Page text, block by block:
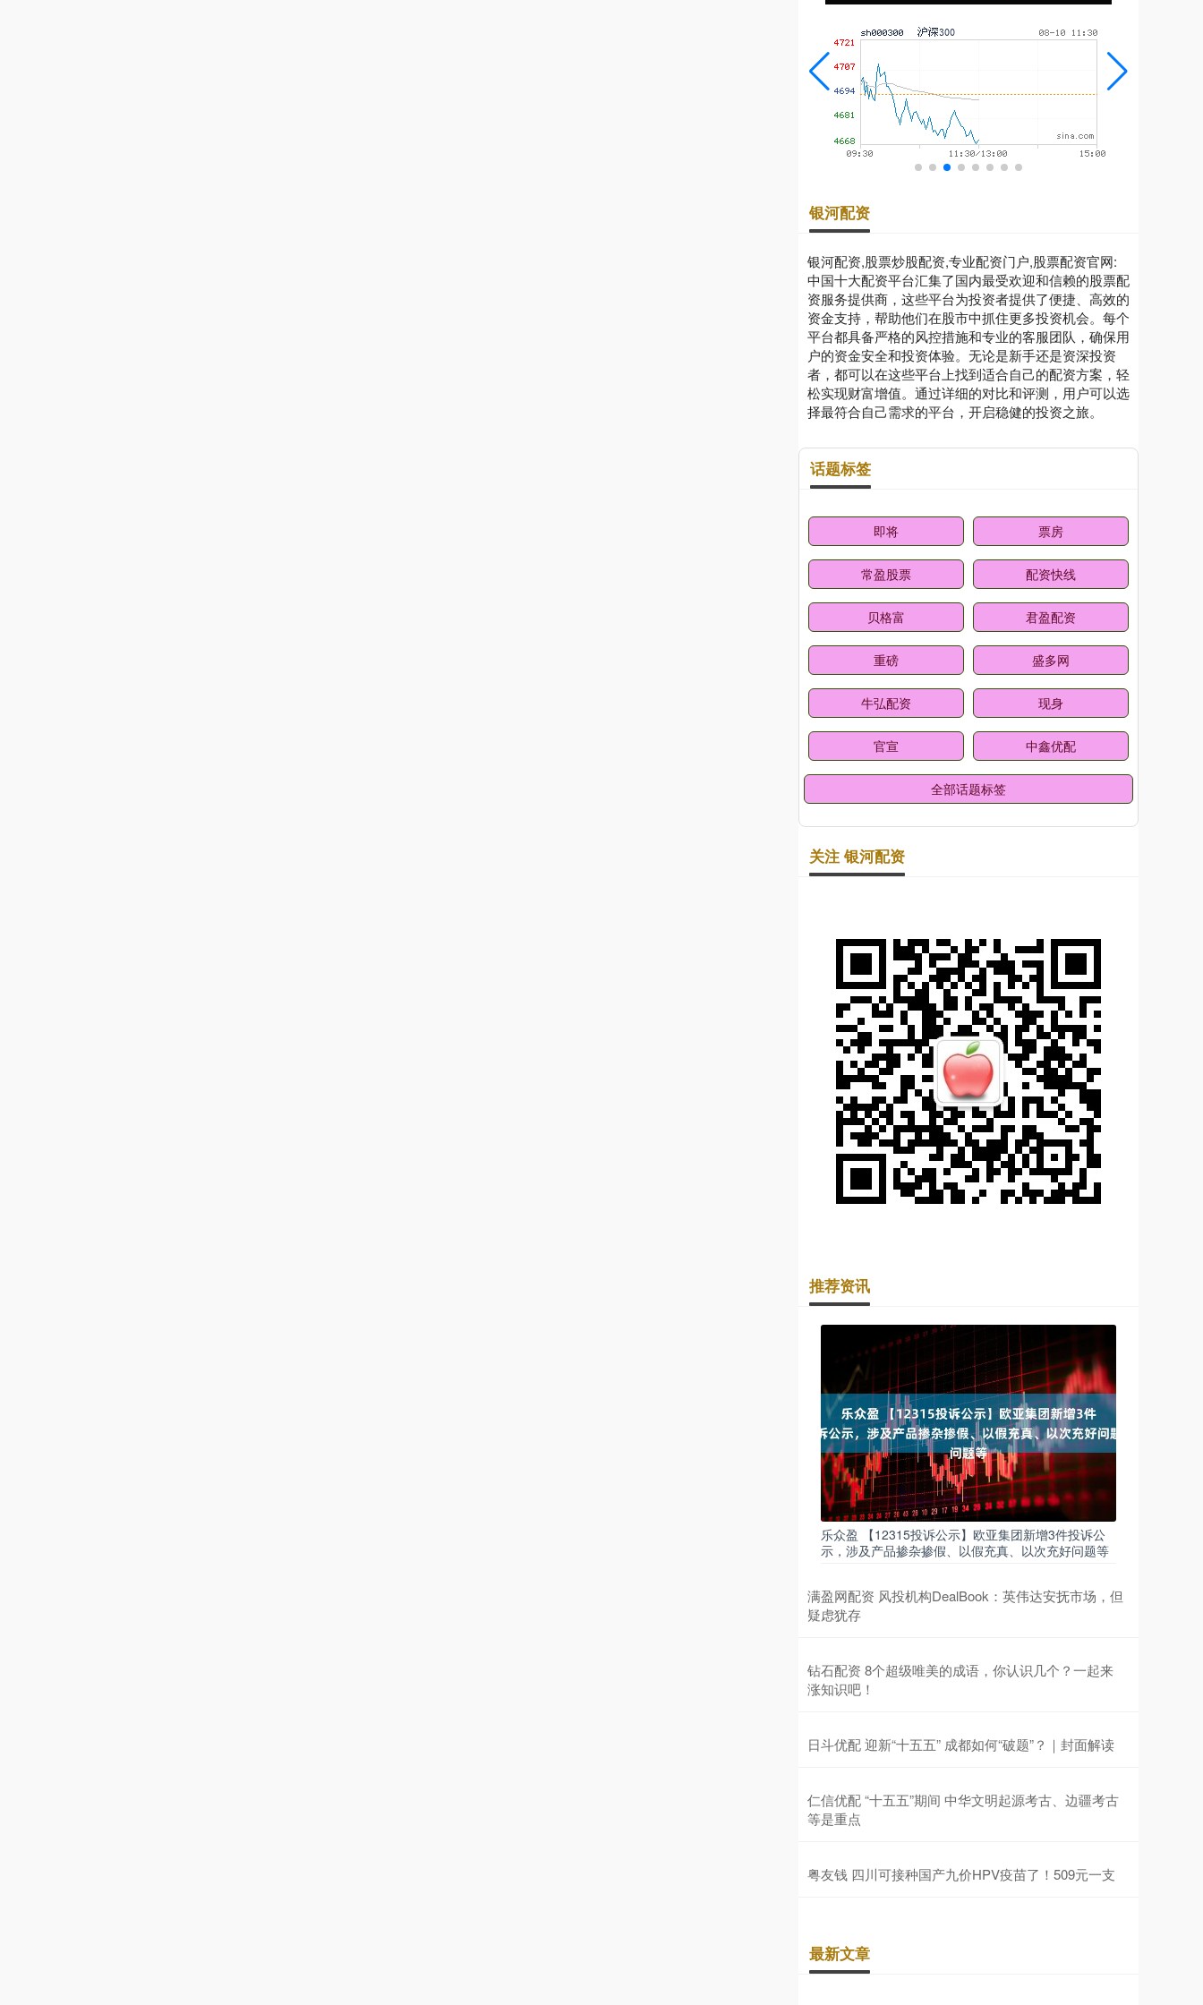
银河配资
银河配资,股票炒股配资,专业配资门户,股票配资官网:
中国十大配资平台汇集了国内最受欢迎和信赖的股票配
资服务提供商，这些平台为投资者提供了便捷、高效的
资金支持，帮助他们在股市中抓住更多投资机会。每个
平台都具备严格的风控措施和专业的客服团队，确保用
户的资金安全和投资体验。无论是新手还是资深投资
者，都可以在这些平台上找到适合自己的配资方案，轻
松实现财富增值。通过详细的对比和评测，用户可以选
择最符合自己需求的平台，开启稳健的投资之旅。
话题标签
即将 票房
常盈股票 配资快线
贝格富 君盈配资
重磅 盛多网
牛弘配资 现身
官宣 中鑫优配
全部话题标签
关注 银河配资
推荐资讯
乐众盈 【12315投诉公示】欧亚集团新增3件投诉公
示，涉及产品掺杂掺假、以假充真、以次充好问题等
满盈网配资 风投机构DealBook：英伟达安抚市场，但
疑虑犹存
钻石配资 8个超级唯美的成语，你认识几个？一起来
涨知识吧！
日斗优配 迎新“十五五” 成都如何“破题”？｜封面解读
仁信优配 “十五五”期间 中华文明起源考古、边疆考古
等是重点
粤友钱 四川可接种国产九价HPV疫苗了！509元一支
最新文章